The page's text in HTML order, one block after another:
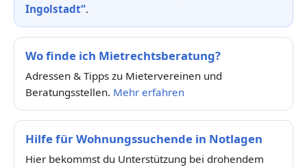
Ingolstadt“.
Wo finde ich Mietrechtsberatung?
Adressen & Tipps zu Mietervereinen und
Beratungsstellen. Mehr erfahren
Hilfe für Wohnungssuchende in Notlagen
Hier bekommst du Unterstützung bei drohendem